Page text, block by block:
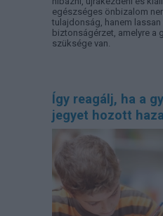
egészséges önbizalom
tulajdonság, hanem
biztonságérzet, amelyre a
szüksége van.
Így reagálj, ha a
jegyet hozott